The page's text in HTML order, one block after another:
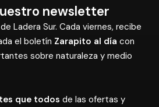
newsletter
Ladera Sur. Cada viernes, recibe
el boletín Zarapito al día con
sobre naturaleza y medio
que todos de las ofertas y